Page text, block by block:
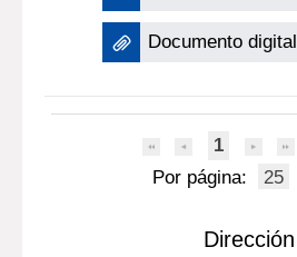
Documento digital
1
Por página:
25
Dirección